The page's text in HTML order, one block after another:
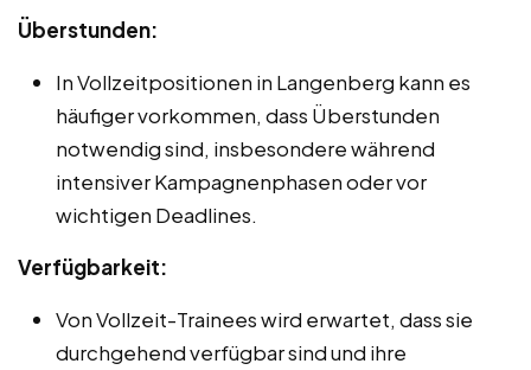
Überstunden:
In Vollzeitpositionen in Langenberg kann es
häufiger vorkommen, dass Überstunden
notwendig sind, insbesondere während
intensiver Kampagnenphasen oder vor
wichtigen Deadlines.
Verfügbarkeit:
Von Vollzeit-Trainees wird erwartet, dass sie
durchgehend verfügbar sind und ihre